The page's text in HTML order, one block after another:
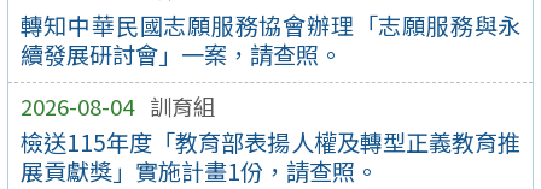
轉知中華民國志願服務協會辦理「志願服務與永
續發展研討會」一案，請查照。
2026-08-04 訓育組
檢送115年度「教育部表揚人權及轉型正義教育推
展貢獻獎」實施計畫1份，請查照。